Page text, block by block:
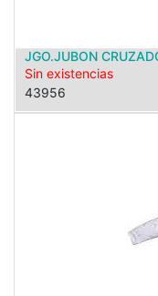
JGO.JUBON
Sin existencias
43956